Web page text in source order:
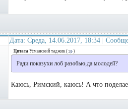
Дата: Среда, 14.06.2017, 18:34 |
Цитата Усманский таджик( )
Ради показухи лоб разобью,да молодей?
Каюсь, Римский, каюсь! А что